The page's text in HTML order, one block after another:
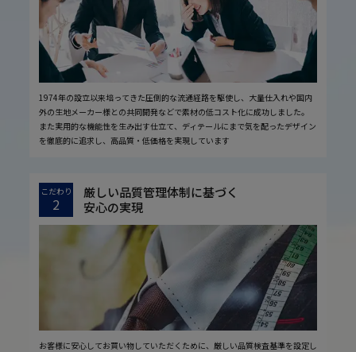
1974年の設立以来培ってきた圧倒的な流通経路を駆使し、大量仕入れや国内
外の生地メーカー様との共同開発などで素材の低コスト化に成功しました。
また実用的な機能性を生み出す仕立て、ディテールにまで気を配ったデザイン
を徹底的に追求し、高品質・低価格を実現しています
こだわり
2
厳しい品質管理体制に基づく
安心の実現
お客様に安心してお買い物していただくために、厳しい品質検査基準を設定し